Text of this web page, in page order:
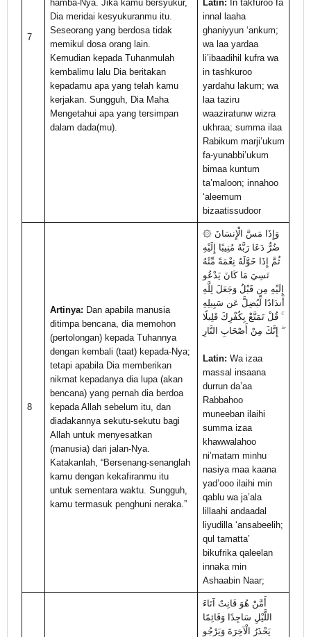
7
hamba-Nya. Jika kamu bersyukur,
Dia meridai kesyukuranmu itu.
Seseorang yang berdosa tidak
memikul dosa orang lain.
Kemudian kepada Tuhanmulah
kembalimu lalu Dia beritakan
kepadamu apa yang telah kamu
kerjakan. Sungguh, Dia Maha
Mengetahui apa yang tersimpan
dalam dada(mu).
Latin: In takfuroo fa
innal laaha
ghaniyyun ‘ankum;
wa laa yardaa
li’ibaadihil kufra wa
in tashkuroo
yardahu lakum; wa
laa taziru
waaziratunw wizra
ukhraa; summa ilaa
Rabikum marji’ukum
fa-yunabbi’ukum
bimaa kuntum
ta’maloon; innahoo
‘aleemum
bizaatissudoor
8
Artinya: Dan apabila manusia
ditimpa bencana, dia memohon
(pertolongan) kepada Tuhannya
dengan kembali (taat) kepada-Nya;
tetapi apabila Dia memberikan
nikmat kepadanya dia lupa (akan
bencana) yang pernah dia berdoa
kepada Allah sebelum itu, dan
diadakannya sekutu-sekutu bagi
Allah untuk menyesatkan
(manusia) dari jalan-Nya.
Katakanlah, “Bersenang-senanglah
kamu dengan kekafiranmu itu
untuk sementara waktu. Sungguh,
kamu termasuk penghuni neraka.”
۞ وَإِذَا مَسَّ الْإِنسَانَ
ضُرٌّ دَعَا رَبَّهُ مُنِيبًا إِلَيْهِ
ثُمَّ إِذَا خَوَّلَهُ نِعْمَةً مِّنْهُ
نَسِيَ مَا كَانَ يَدْعُو
إِلَيْهِ مِن قَبْلُ وَجَعَلَ لِلَّهِ
أَندَادًا لِّيُضِلَّ عَن سَبِيلِهِ
ۚ قُلْ تَمَتَّعْ بِكُفْرِكَ قَلِيلًا
ۖ إِنَّكَ مِنْ أَصْحَابِ النَّارِ
Latin: Wa izaa
massal insaana
durrun da’aa
Rabbahoo
muneeban ilaihi
summa izaa
khawwalahoo
ni’matam minhu
nasiya maa kaana
yad’ooo ilaihi min
qablu wa ja’ala
lillaahi andaadal
liyudilla ‘ansabeelih;
qul tamatta’
bikufrika qaleelan
innaka min
Ashaabin Naar;
أَمَّنْ هُوَ قَانِتٌ آنَاءَ
اللَّيْلِ سَاجِدًا وَقَائِمًا
يَحْذَرُ الْآخِرَةَ وَيَرْجُو